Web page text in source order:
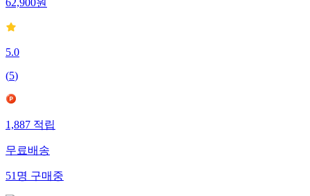
62,900원
5.0
(5)
1,887적립
무료배송
51명구매중